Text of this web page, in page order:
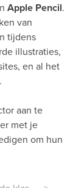
Apple Pencil.
van
tijdens
illustraties,
en al het
aan te
met je
om hun